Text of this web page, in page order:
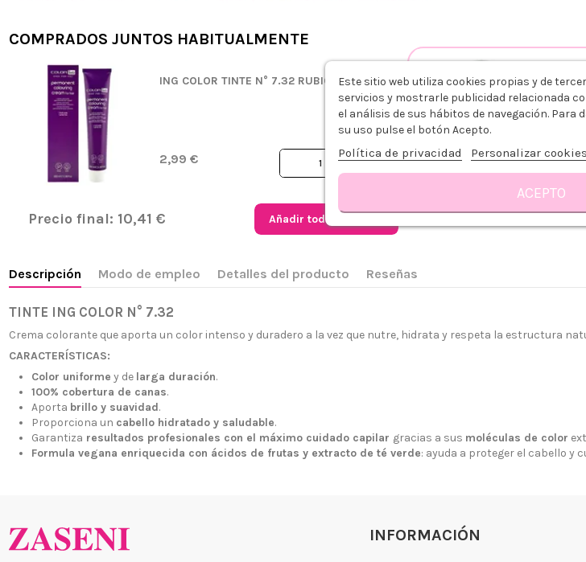
COMPRADOS JUNTOS HABITUALMENTE
ING COLOR TINTE N° 7.32 RUBIO BEIGE 100ML
2,99 €
+
ING
3,79
Precio final: 10,41 € Añadir todo al carrito
Descripción Modo de empleo Detalles del producto Reseñas
TINTE ING COLOR N° 7.32
Crema colorante que aporta un color intenso y duradero a la vez que nutre, hidrata y respeta la estructura
CARACTERÍSTICAS:
Color uniforme y de larga duración.
100% cobertura de canas.
Aporta brillo y suavidad.
Proporciona un cabello hidratado y saludable.
Garantiza resultados profesionales con el máximo cuidado capilar gracias a sus moléculas de color
Formula vegana enriquecida con ácidos de frutas y extracto de té verde: ayuda a proteger el cabello y
+34 968 06 63 44
L-V 10:00 - 14:00
+34 601 27 80 18
contacto@zaseni.com
INFORMACIÓN
Nuestras tiendas
Este sitio web utiliza cookies propias y de
servicios y mostrarle publicidad relacionada
el análisis de sus hábitos de navegación. Para
su uso pulse el botón Acepto.
Política de privacidad Personalizar cookies
ACEPTO